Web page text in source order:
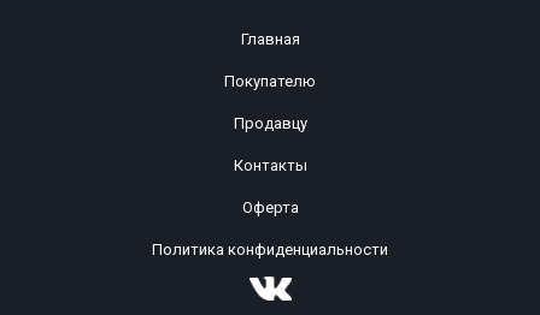
Главная
Покупателю
Продавцу
Контакты
Оферта
Политика конфиденциальности